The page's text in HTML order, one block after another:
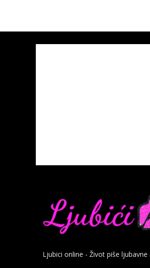
Ljubici online - Život piše ljubavne